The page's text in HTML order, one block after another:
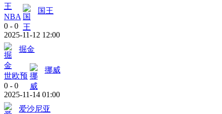
NBA
国王
0 - 0
2025-11-12 12:00
掘金
世欧预
挪威
0 - 0
2025-11-14 01:00
爱沙尼亚